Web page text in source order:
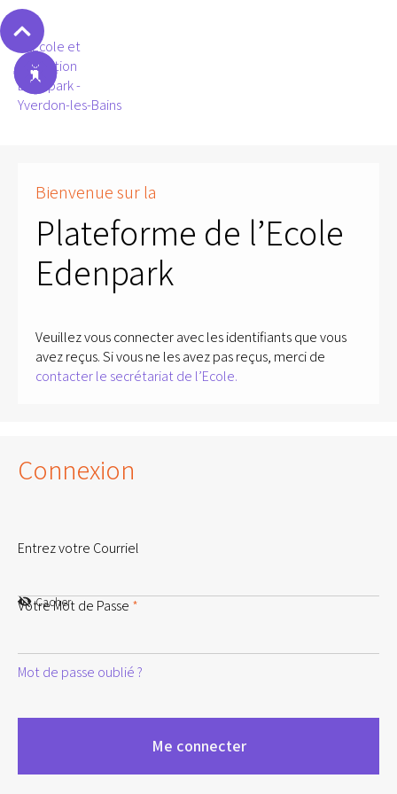
Bienvenue sur la
Plateforme de l’Ecole
Edenpark
Veuillez vous connecter avec les identifiants que vous
avez reçus. Si vous ne les avez pas reçus, merci de
contacter le secrétariat de l’Ecole.
Connexion
Entrez votre Courriel
Votre Mot de Passe *
Cacher
Mot de passe oublié ?